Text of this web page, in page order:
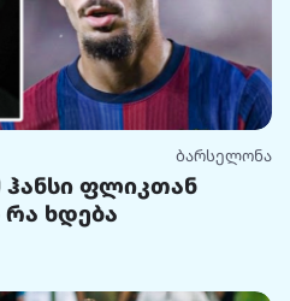
ბარსელონა
ჰანსი ფლიკთან
ხდება